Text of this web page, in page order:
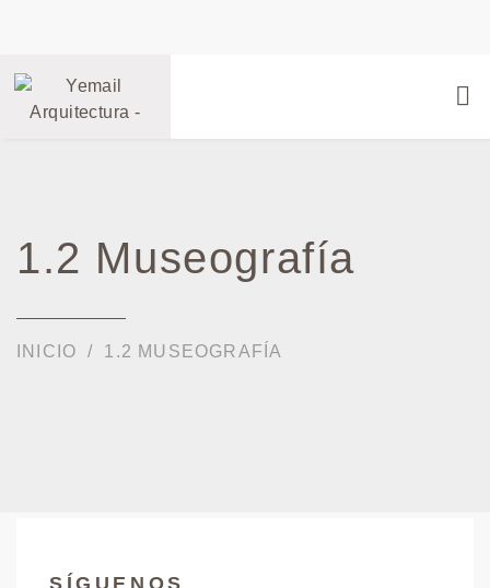
1.2 Museografía
INICIO 1.2 MUSEOGRAFÍA
SÍGUENOS